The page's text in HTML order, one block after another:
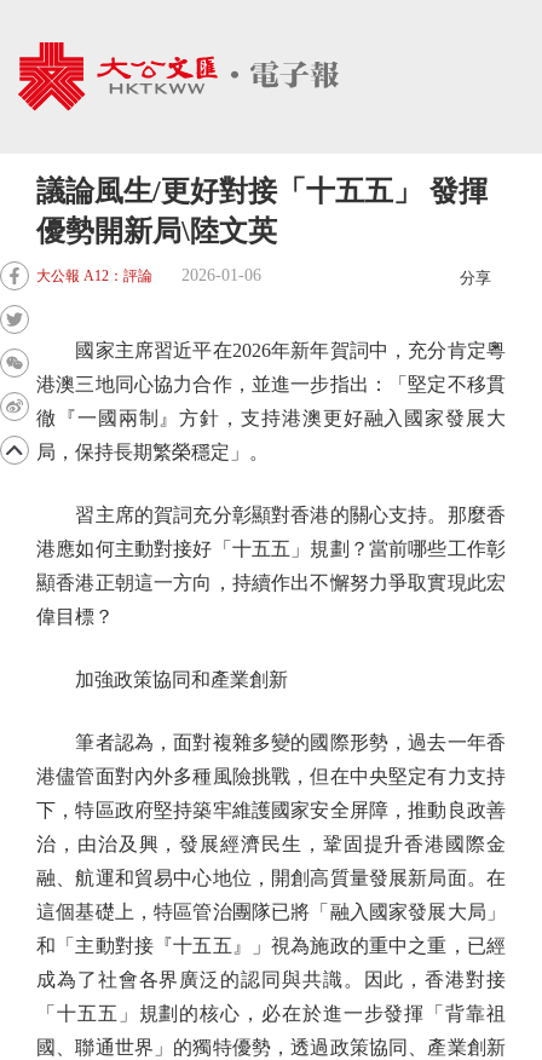
議論風生/更好對接「十五五」 發揮
優勢開新局\陸文英
大公報 A12：評論 2026-01-06 分享
國家主席習近平在2026年新年賀詞中，充分肯定粵
港澳三地同心協力合作，並進一步指出：「堅定不移貫
徹『一國兩制』方針，支持港澳更好融入國家發展大
局，保持長期繁榮穩定」。
習主席的賀詞充分彰顯對香港的關心支持。那麼香
港應如何主動對接好「十五五」規劃？當前哪些工作彰
顯香港正朝這一方向，持續作出不懈努力爭取實現此宏
偉目標？
加強政策協同和產業創新
筆者認為，面對複雜多變的國際形勢，過去一年香
港儘管面對內外多種風險挑戰，但在中央堅定有力支持
下，特區政府堅持築牢維護國家安全屏障，推動良政善
治，由治及興，發展經濟民生，鞏固提升香港國際金
融、航運和貿易中心地位，開創高質量發展新局面。在
這個基礎上，特區管治團隊已將「融入國家發展大局」
和「主動對接『十五五』」視為施政的重中之重，已經
成為了社會各界廣泛的認同與共識。因此，香港對接
「十五五」規劃的核心，必在於進一步發揮「背靠祖
國、聯通世界」的獨特優勢，透過政策協同、產業創新